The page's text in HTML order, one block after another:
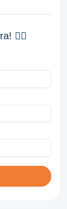
👇🏽